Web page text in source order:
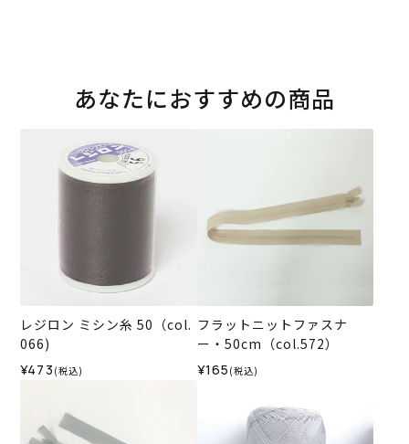
あなたにおすすめの商品
レジロン ミシン糸 50（col.
066)
¥473 (税込)
フラットニットファスナ
ー・50cm（col.572）
¥165 (税込)